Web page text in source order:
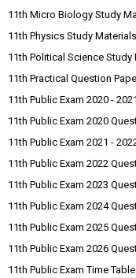
11th Micro Biology Study
11th Physics Study Materials
11th Political Science Study
11th Practical Question
11th Public Exam 2020 -
11th Public Exam 2020
11th Public Exam 2021 -
11th Public Exam 2022
11th Public Exam 2023
11th Public Exam 2024
11th Public Exam 2025
11th Public Exam 2026
11th Public Exam Time